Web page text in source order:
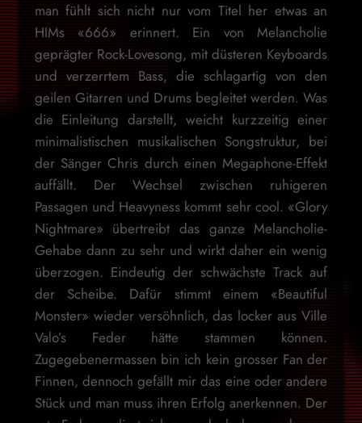
man fühlt sich nicht nur vom Titel her etwas an
HIMs «666» erinnert. Ein von Melancholie
geprägter Rock-Lovesong, mit düsteren Keyboards
und verzerrtem Bass, die schlagartig von den
geilen Gitarren und Drums begleitet werden. Was
die Einleitung darstellt, weicht kurzzeitig einer
minimalistischen musikalischen Songstruktur, bei
der Sänger Chris durch einen Megaphone-Effekt
auffällt. Der Wechsel zwischen ruhigeren
Passagen und Heavyness kommt sehr cool. «Glory
Nightmare» übertreibt das ganze Melancholie-
Gehabe dann zu sehr und wirkt daher ein wenig
überzogen. Eindeutig der schwächste Track auf
der Scheibe. Dafür stimmt einem «Beautiful
Monster» wieder versöhnlich, das locker aus Ville
Valo’s Feder hätte stammen können.
Zugegebenermassen bin ich kein grosser Fan der
Finnen, dennoch gefällt mir das eine oder andere
Stück und man muss ihren Erfolg anerkennen. Der